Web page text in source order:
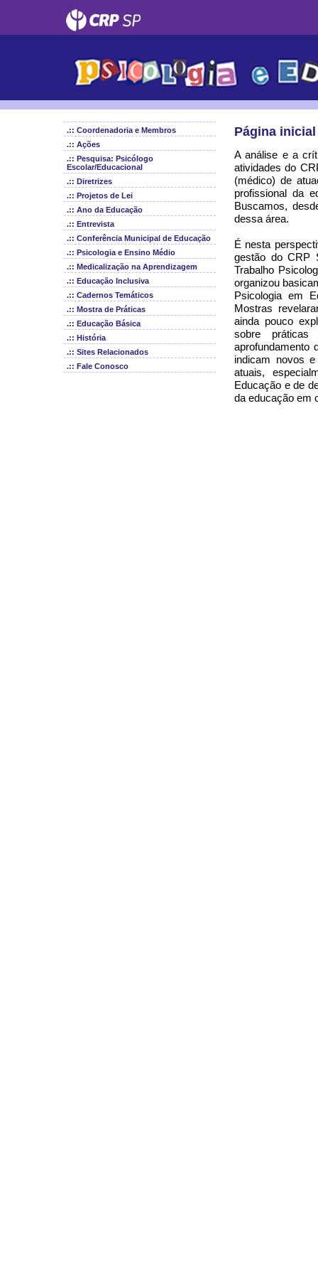
.:: Coordenadoria e Membros
.:: Ações
.:: Pesquisa: Psicólogo
Escolar/Educacional
.:: Diretrizes
.:: Projetos de Lei
.:: Ano da Educação
.:: Entrevista
.:: Conferência Municipal de Educação
.:: Psicologia e Ensino Médio
.:: Medicalização na Aprendizagem
.:: Educação Inclusiva
.:: Cadernos Temáticos
.:: Mostra de Práticas
.:: Educação Básica
.:: História
.:: Sites Relacionados
.:: Fale Conosco
Página inicial
A análise e a
atividades do
(médico) de
profissional da
Buscamos,
dessa área.
É nesta
gestão do CRP
Trabalho
organizou
Psicologia em
Mostras
ainda pouco
sobre práticas
aprofundamento
indicam novos
atuais,
Educação e de
da educação em